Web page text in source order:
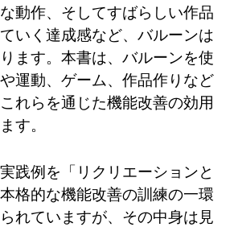
動作、そしてすばらしい作品
いく達成感など、バルーンは
ます。本書は、バルーンを使
運動、ゲーム、作品作りなど
れらを通じた機能改善の効用
す。
践例を「リクリエーションと
格的な機能改善の訓練の一環
れていますが、その中身は見